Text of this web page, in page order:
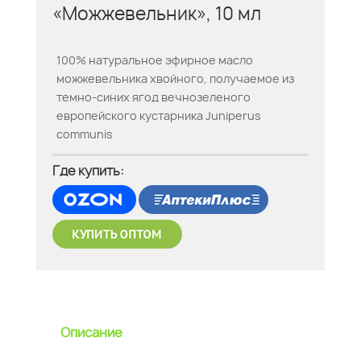
«Можжевельник», 10 мл
100% натуральное эфирное масло
можжевельника хвойного, получаемое из
темно-синих ягод вечнозеленого
европейского кустарника Juniperus
communis
Где купить:
Описание